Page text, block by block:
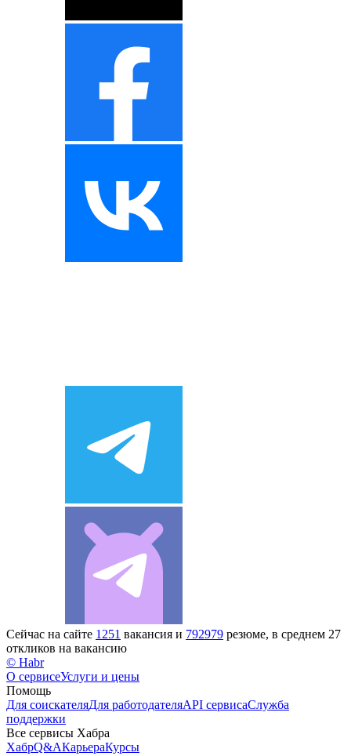
Сейчас на сайте 1251 вакансия и 792979 резюме, в среднем 27
откликов на вакансию
© Habr
О сервисеУслуги и цены
Помощь
Для соискателяДля работодателяAPI сервисаСлужба
поддержки
Все сервисы Хабра
ХабрQ&AКарьераКурсы